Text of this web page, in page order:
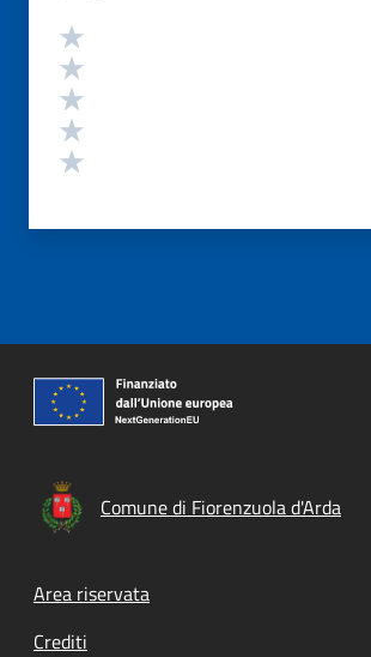
Valutazione
Comune di Fiorenzuola d'Arda
Footer menu
Area riservata
Crediti